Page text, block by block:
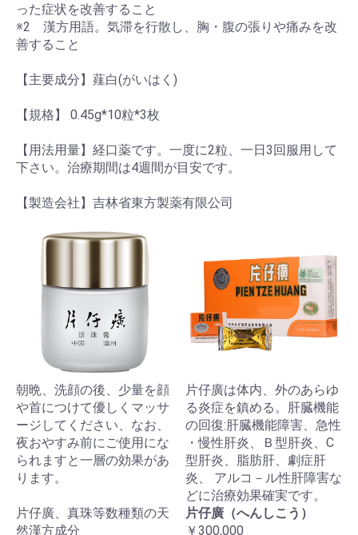
った症状を改善すること
※2 漢方用語。気滞を行散し、胸・腹の張りや痛みを改
善すること
【主要成分】薤白(がいはく)
【規格】 0.45g*10粒*3枚
【用法用量】経口薬です。一度に2粒、一日3回服用して
下さい。治療期間は4週間が目安です。
【製造会社】吉林省東方製薬有限公司
朝晩、洗顔の後、少量を顔
や首につけて優しくマッサ
ージしてください、なお、
夜おやすみ前にご使用にな
られますと一層の効果があ
ります。
片仔廣、真珠等数種類の天
然漢方成分
片仔廣は体内、外のあらゆ
る炎症を鎮める。肝臓機能
の回復:肝臓機能障害、急性
・慢性肝炎、Ｂ型肝炎、C
型肝炎、脂肪肝、劇症肝
炎、 アルコ－ル性肝障害な
どに治療効果確実です。
片仔廣（へんしこう）
￥300,000